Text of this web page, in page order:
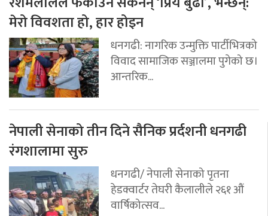
मेरो विवशता हो, हार होइन
धनगढी: नागरिक उन्मुक्ति पार्टीभित्रको
विवाद सामाजिक सञ्जालमा पुगेको छ।
आन्तरिक...
नेपाली सेनाको तीन दिने सैनिक प्रर्दशनी धनगढी
रंगशालामा सुरु
धनगढी/ नेपाली सेनाको पृतना
हेडक्वार्टर तेघरी कैलालीले २६१ औं
वार्षिकोत्सव...